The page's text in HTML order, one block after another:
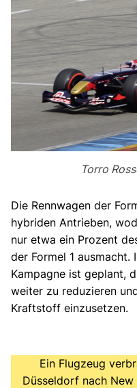
Torro
Die Rennwagen der
hybriden Antrieben,
nur etwa ein Prozent
der Formel 1
Kampagne ist geplant,
weiter zu reduzieren
Kraftstoff einzusetzen.
Ein Flugzeug
Düsseldorf nach